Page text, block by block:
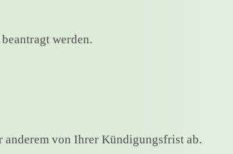
werden.
anderem von Ihrer Kündigungsfrist ab.